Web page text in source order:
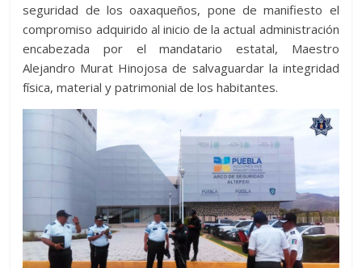
seguridad de los oaxaqueños, pone de manifiesto el
compromiso adquirido al inicio de la actual administración
encabezada por el mandatario estatal, Maestro
Alejandro Murat Hinojosa de salvaguardar la integridad
física, material y patrimonial de los habitantes.